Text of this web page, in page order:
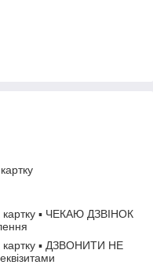
картку ▪ ЧЕКАЮ ДЗВІНОК
картку ▪ ДЗВОНИТИ НЕ